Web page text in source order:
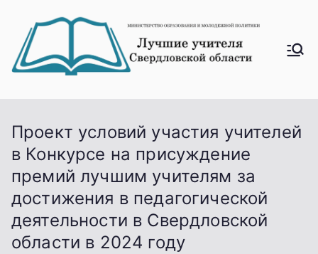
содержимому
Лучш
Свер
Проект условий участия учителей
в Конкурсе на присуждение
премий лучшим учителям за
достижения в педагогической
деятельности в Свердловской
области в 2024 году